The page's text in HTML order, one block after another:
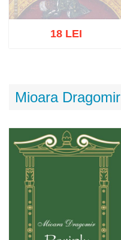
18 LEI
Mioara Dragomir